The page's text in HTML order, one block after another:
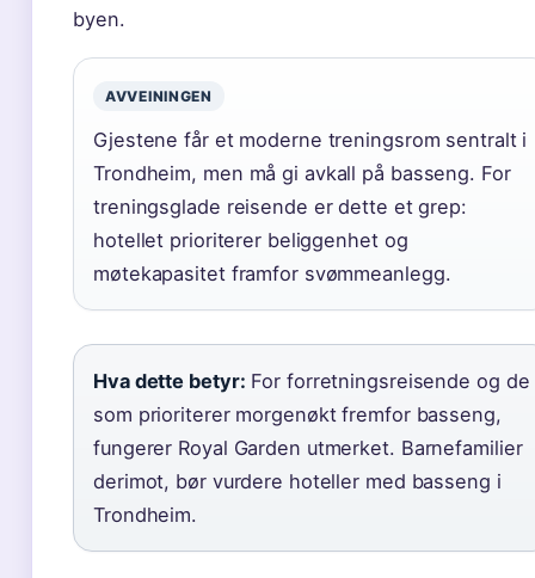
byen.
AVVEININGEN
Gjestene får et moderne treningsrom sentralt i
Trondheim, men må gi avkall på basseng. For
treningsglade reisende er dette et grep:
hotellet prioriterer beliggenhet og
møtekapasitet framfor svømmeanlegg.
Hva dette betyr: For forretningsreisende og de
som prioriterer morgenøkt fremfor basseng,
fungerer Royal Garden utmerket. Barnefamilier
derimot, bør vurdere hoteller med basseng i
Trondheim.